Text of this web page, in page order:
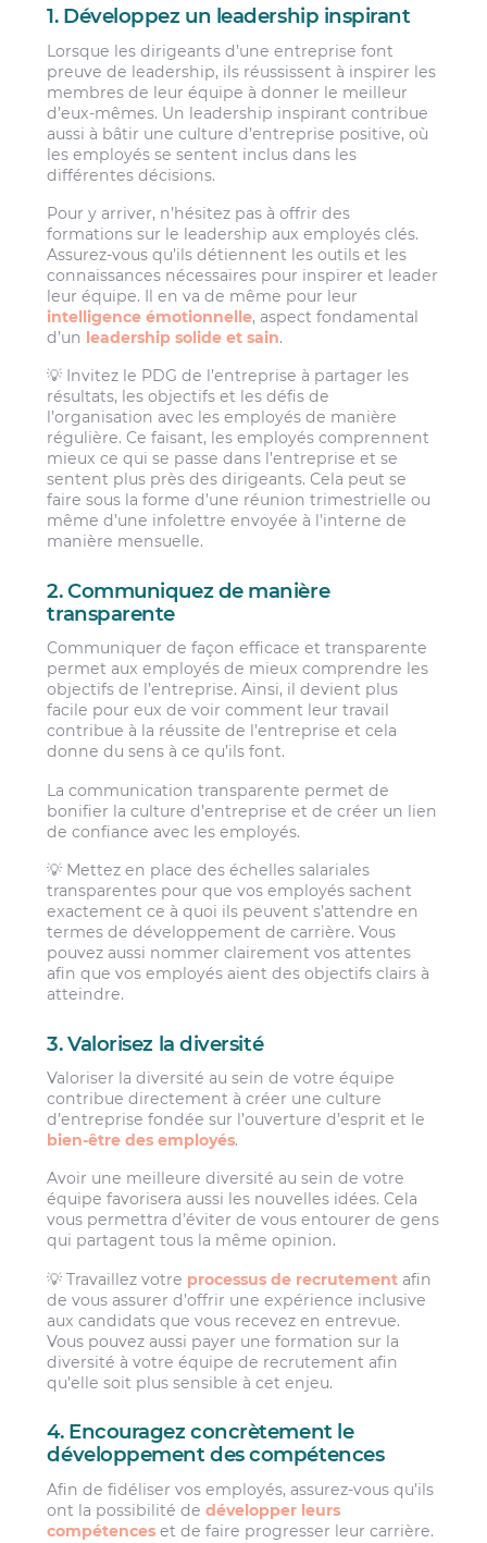
1. Développez un leadership inspirant
Lorsque les dirigeants d’une entreprise font
preuve de leadership, ils réussissent à inspirer les
membres de leur équipe à donner le meilleur
d’eux-mêmes. Un leadership inspirant contribue
aussi à bâtir une culture d’entreprise positive, où
les employés se sentent inclus dans les
différentes décisions.
Pour y arriver, n’hésitez pas à offrir des
formations sur le leadership aux employés clés.
Assurez-vous qu’ils détiennent les outils et les
connaissances nécessaires pour inspirer et leader
leur équipe. Il en va de même pour leur
intelligence émotionnelle, aspect fondamental
d’un leadership solide et sain.
💡 Invitez le PDG de l’entreprise à partager les
résultats, les objectifs et les défis de
l’organisation avec les employés de manière
régulière. Ce faisant, les employés comprennent
mieux ce qui se passe dans l’entreprise et se
sentent plus près des dirigeants. Cela peut se
faire sous la forme d’une réunion trimestrielle ou
même d’une infolettre envoyée à l’interne de
manière mensuelle.
2. Communiquez de manière
transparente
Communiquer de façon efficace et transparente
permet aux employés de mieux comprendre les
objectifs de l’entreprise. Ainsi, il devient plus
facile pour eux de voir comment leur travail
contribue à la réussite de l’entreprise et cela
donne du sens à ce qu’ils font.
La communication transparente permet de
bonifier la culture d’entreprise et de créer un lien
de confiance avec les employés.
💡 Mettez en place des échelles salariales
transparentes pour que vos employés sachent
exactement ce à quoi ils peuvent s’attendre en
termes de développement de carrière. Vous
pouvez aussi nommer clairement vos attentes
afin que vos employés aient des objectifs clairs à
atteindre.
3. Valorisez la diversité
Valoriser la diversité au sein de votre équipe
contribue directement à créer une culture
d’entreprise fondée sur l’ouverture d’esprit et le
bien-être des employés.
Avoir une meilleure diversité au sein de votre
équipe favorisera aussi les nouvelles idées. Cela
vous permettra d’éviter de vous entourer de gens
qui partagent tous la même opinion.
💡 Travaillez votre processus de recrutement afin
de vous assurer d’offrir une expérience inclusive
aux candidats que vous recevez en entrevue.
Vous pouvez aussi payer une formation sur la
diversité à votre équipe de recrutement afin
qu’elle soit plus sensible à cet enjeu.
4. Encouragez concrètement le
développement des compétences
Afin de fidéliser vos employés, assurez-vous qu’ils
ont la possibilité dedévelopper leurs
compétences et de faire progresser leur carrière.